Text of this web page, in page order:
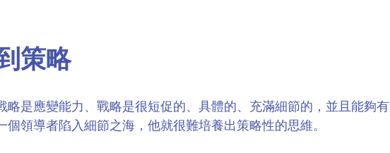
策略
略是應變能力、戰略是很短促的、具體的、充滿細節的，並且能夠有
個領導者陷入細節之海，他就很難培養出策略性的思維。